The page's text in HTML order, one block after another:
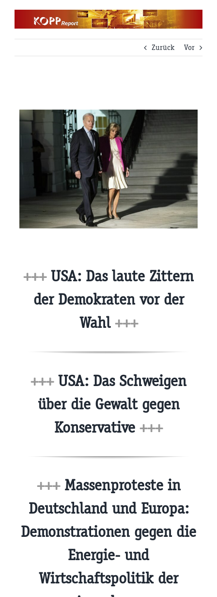
Zurück
Vor
+++USA: Das laute Zittern
der Demokraten vor der
Wahl +++
+++USA: Das Schweigen
über die Gewalt gegen
Konservative +++
+++Massenproteste in
Deutschland und Europa:
Demonstrationen gegen die
Energie- und
Wirtschaftspolitik der